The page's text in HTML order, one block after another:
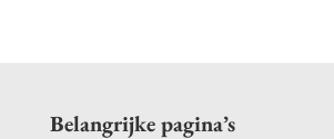
Belangrijke pagina’s